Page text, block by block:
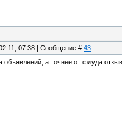
07:38 | Сообщение # 43
объявлений, а точнее от флуда